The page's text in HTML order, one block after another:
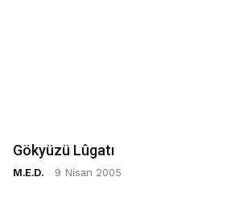
Gökyüzü Lûgatı
M.E.D. - 9 Nisan 2005